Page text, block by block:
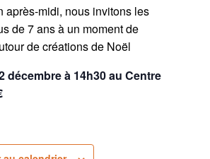
après-midi, nous invitons les
de 7 ans à un moment de
de créations de Noël
décembre à 14h30 au Centre